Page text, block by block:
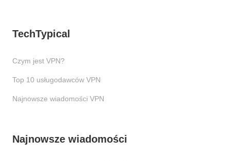
TechTypical
Czym jest VPN?
Top 10 usługodawców VPN
Najnowsze wiadomości VPN
Najnowsze wiadomości